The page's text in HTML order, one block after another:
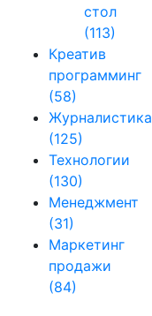
стол
(113)
Креатив
программинг
(58)
Журналистика
(125)
Технологии
(130)
Менеджмент
(31)
Маркетинг
продажи
(84)